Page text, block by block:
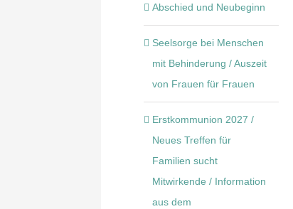
Abschied und Neubeginn
Seelsorge bei Menschen
mit Behinderung / Auszeit
von Frauen für Frauen
Erstkommunion 2027 /
Neues Treffen für
Familien sucht
Mitwirkende / Information
aus dem